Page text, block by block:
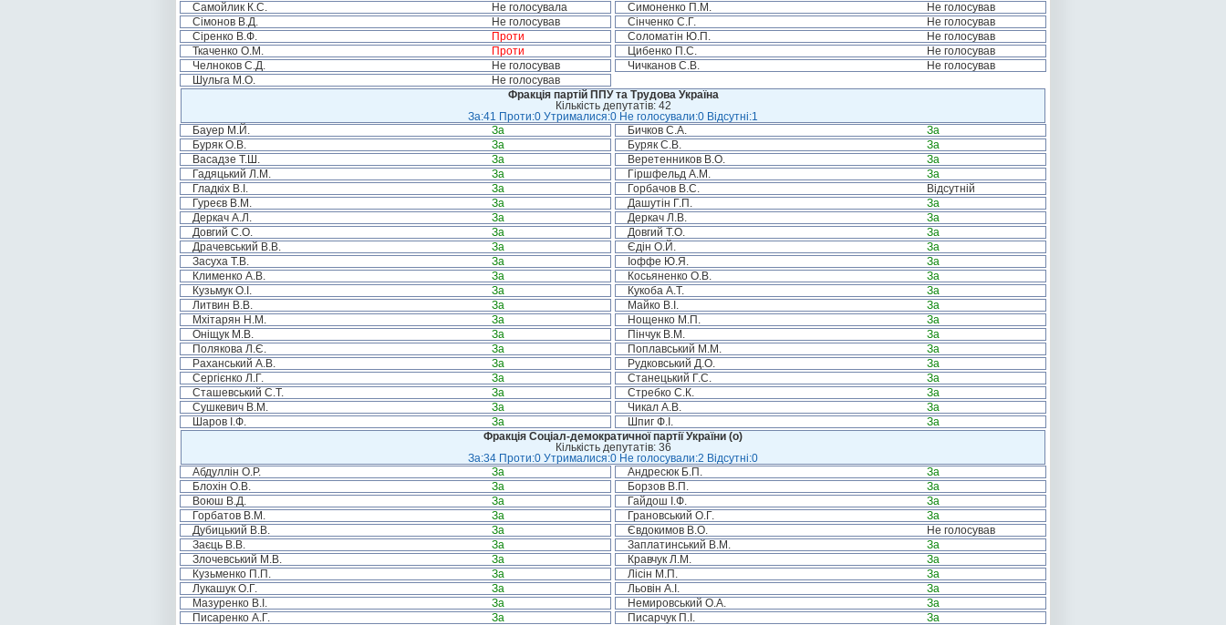
Самойлик К.С.
Не голосувала Симоненко П.М.
Не голосував
Сімонов В.Д.
Не голосував Сінченко С.Г.
Не голосував
Сіренко В.Ф.
Проти Соломатін Ю.П.
Не голосував
Ткаченко О.М.
Проти Цибенко П.С.
Не голосував
Челноков С.Д.
Не голосував Чичканов С.В.
Не голосував
Шульга М.О.
Не голосував
Фракція партій ППУ та Трудова Україна
Кількість депутатів: 42
За:41 Проти:0 Утрималися:0 Не голосували:0 Відсутні:1
Бауер М.Й.
За Бичков С.А.
За
Буряк О.В.
За Буряк С.В.
За
Васадзе Т.Ш.
За Веретенников В.О.
За
Гадяцький Л.М.
За Гіршфельд А.М.
За
Гладкіх В.І.
За Горбачов В.С.
Відсутній
Гуреєв В.М.
За Дашутін Г.П.
За
Деркач А.Л.
За Деркач Л.В.
За
Довгий С.О.
За Довгий Т.О.
За
Драчевський В.В.
За Єдін О.Й.
За
Засуха Т.В.
За Іоффе Ю.Я.
За
Клименко А.В.
За Косьяненко О.В.
За
Кузьмук О.І.
За Кукоба А.Т.
За
Литвин В.В.
За Майко В.І.
За
Мхітарян Н.М.
За Нощенко М.П.
За
Оніщук М.В.
За Пінчук В.М.
За
Полякова Л.Є.
За Поплавський М.М.
За
Раханський А.В.
За Рудковський Д.О.
За
Сергієнко Л.Г.
За Станецький Г.С.
За
Сташевський С.Т.
За Стребко С.К.
За
Сушкевич В.М.
За Чикал А.В.
За
Шаров І.Ф.
За Шпиг Ф.І.
За
Фракція Соціал-демократичної партії України (о)
Кількість депутатів: 36
За:34 Проти:0 Утрималися:0 Не голосували:2 Відсутні:0
Абдуллін О.Р.
За Андресюк Б.П.
За
Блохін О.В.
За Борзов В.П.
За
Воюш В.Д.
За Гайдош І.Ф.
За
Горбатов В.М.
За Грановський О.Г.
За
Дубицький В.В.
За Євдокимов В.О.
Не голосував
Заєць В.В.
За Заплатинський В.М.
За
Злочевський М.В.
За Кравчук Л.М.
За
Кузьменко П.П.
За Лісін М.П.
За
Лукашук О.Г.
За Льовін А.І.
За
Мазуренко В.І.
За Немировський О.А.
За
Писаренко А.Г.
За Писарчук П.І.
За